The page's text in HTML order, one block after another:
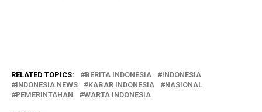
RELATED TOPICS: BERITA INDONESIA
INDONESIA
INDONESIA NEWS
KABAR INDONESIA
NASIONAL
PEMERINTAHAN
WARTA INDONESIA